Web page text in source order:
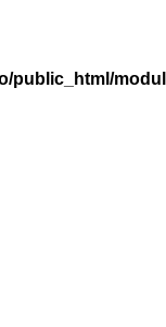
public_html/